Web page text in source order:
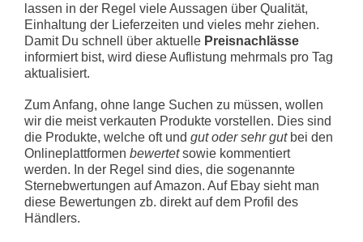
lassen in der Regel viele Aussagen über Qualität,
Einhaltung der Lieferzeiten und vieles mehr ziehen.
Damit Du schnell über aktuelle Preisnachlässe
informiert bist, wird diese Auflistung mehrmals pro Tag
aktualisiert.
Zum Anfang, ohne lange Suchen zu müssen, wollen
wir die meist verkauten Produkte vorstellen. Dies sind
die Produkte, welche oft und gut oder sehr gutbei den
Onlineplattformen bewertetsowie kommentiert
werden. In der Regel sind dies, die sogenannte
Sternebwertungen auf Amazon. Auf Ebay sieht man
diese Bewertungen zb. direkt auf dem Profil des
Händlers.